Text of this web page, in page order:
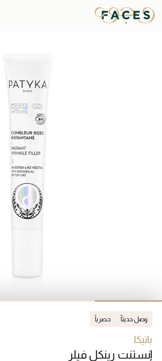
وصل حديثاً حصرياً
باتيكا
إنستنت رينكل فيلر